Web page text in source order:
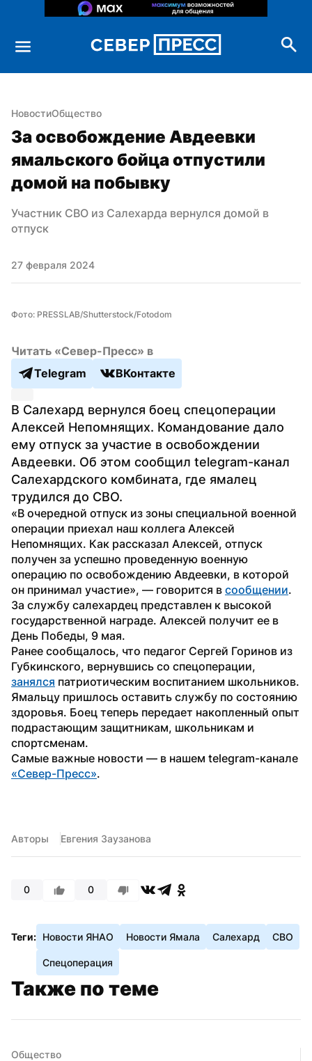
НовостиОбщество
За освобождение Авдеевки
ямальского бойца отпустили
домой на побывку
Участник СВО из Салехарда вернулся домой в
отпуск
27 февраля 2024
Фото: PRESSLAB/Shutterstock/Fotodom
Читать «Север-Пресс» в
Telegram
ВКонтакте
В Салехард вернулся боец спецоперации
Алексей Непомнящих. Командование дало
ему отпуск за участие в освобождении
Авдеевки. Об этом сообщил telegram-канал
Салехардского комбината, где ямалец
трудился до СВО.
«В очередной отпуск из зоны специальной военной
операции приехал наш коллега Алексей
Непомнящих. Как рассказал Алексей, отпуск
получен за успешно проведенную военную
операцию по освобождению Авдеевки, в которой
он принимал участие», — говорится в сообщении.
За службу салехардец представлен к высокой
государственной награде. Алексей получит ее в
День Победы, 9 мая.
Ранее сообщалось, что педагог Сергей Горинов из
занялся патриотическим воспитанием школьников.
Ямальцу пришлось оставить службу по состоянию
здоровья. Боец теперь передает накопленный опыт
подрастающим защитникам, школьникам и
спортсменам.
«Север-Пресс».
Авторы Евгения Заузанова
0 0
Теги: Новости ЯНАО Новости Ямала Салехард СВО
Спецоперация
Также по теме
Общество